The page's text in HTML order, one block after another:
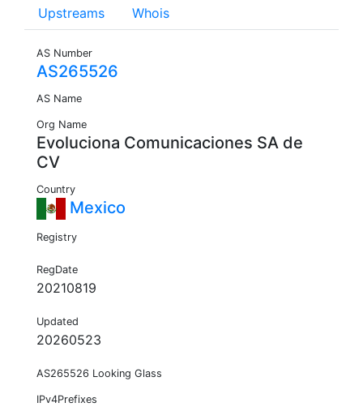
Upstreams Whois
AS Number
AS265526
AS Name
Org Name
Evoluciona Comunicaciones SA de
CV
Country
Mexico
Registry
RegDate
20210819
Updated
20260523
AS265526 Looking Glass
IPv4Prefixes